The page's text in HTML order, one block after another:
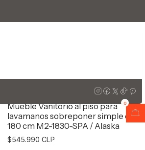
0
Mueble Vanitorio al piso para
lavamanos sobreponer simple de
180 cm M2-1830-SPA / Alaska
$545.990 CLP